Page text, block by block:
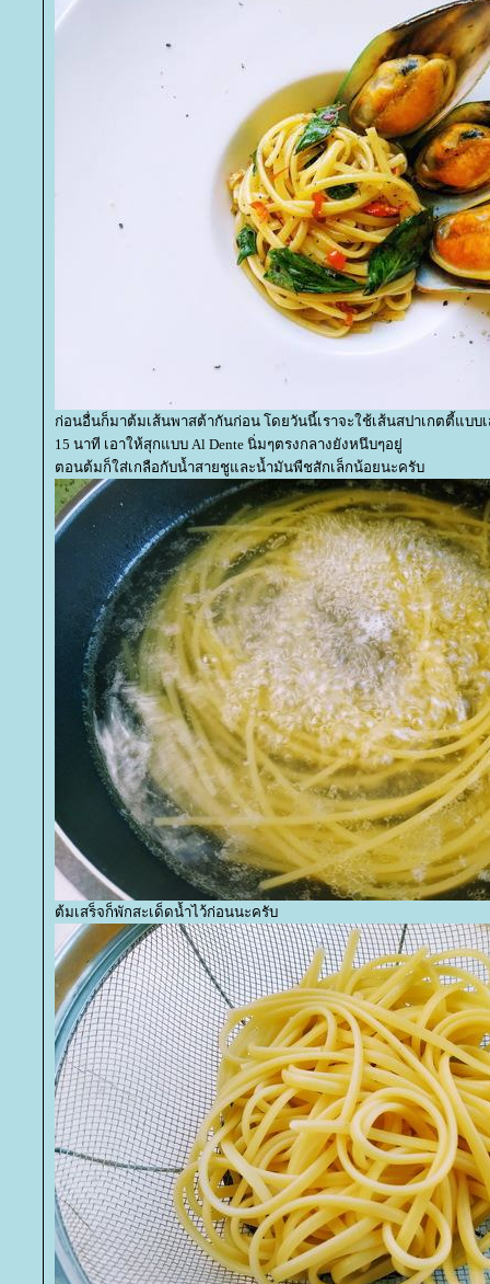
ก่อนอื่นก็มาต้มเส้นพาสต้ากันก่อน โดยวันนี้เราจะใช้เส้นสปาเกตตี้แบบ
15 นาที เอาให้สุกแบบ Al Dente นิ่มๆตรงกลางยังหนึบๆอยู่
ตอนต้มก็ใส่เกลือกับน้ำสายชูและน้ำมันพืชสักเล็กน้อยนะครับ
ต้มเสร็จก็พักสะเด็ดน้ำไว้ก่อนนะครับ